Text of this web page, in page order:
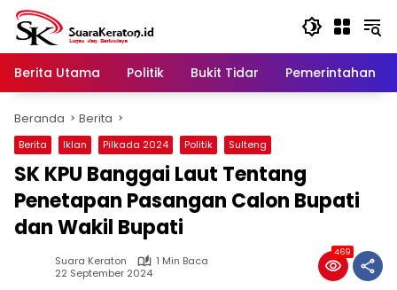
Langsung
konten
Berita Utama
Politik Bukit Tidar Pemerintahan
Beranda Berita
Berita Iklan Pilkada 2024 Politik Sulteng
SK KPU Banggai Laut Tentang
Penetapan Pasangan Calon Bupati
dan Wakil Bupati
Suara Keraton
1 Min Baca
22 September 2024
469